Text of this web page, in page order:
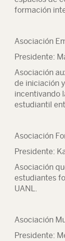
formación
Asociación
Presidente:
Asociación
de iniciación
incentivando
estudiantil
Asociación
Presidente:
Asociación
estudiantes
UANL.
Asociación
Presidente: